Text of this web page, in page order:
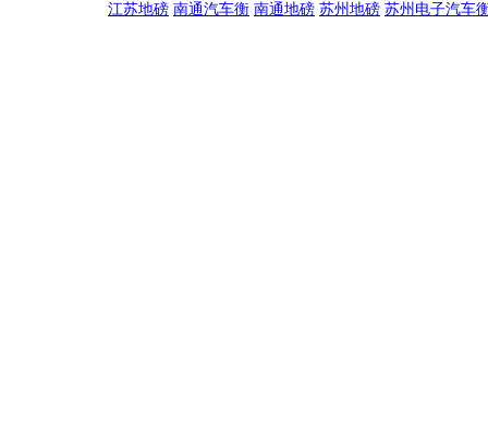
江苏地磅 南通汽车衡 南通地磅 苏州地磅 苏州电子汽车